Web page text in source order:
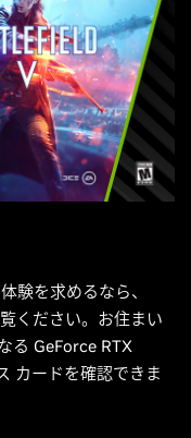
験を求めるなら、
ください。お住まい
る GeForce RTX
カードを確認できま